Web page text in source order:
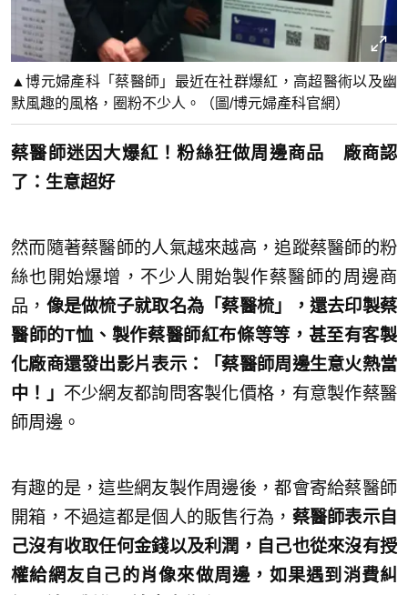
▲博元婦產科「蔡醫師」最近在社群爆紅，高超醫術以及幽
默風趣的風格，圈粉不少人。（圖/博元婦產科官網）
蔡醫師迷因大爆紅！粉絲狂做周邊商品 廠商認
了：生意超好
然而隨著蔡醫師的人氣越來越高，追蹤蔡醫師的粉
絲也開始爆增，不少人開始製作蔡醫師的周邊商
品， 像是做梳子就取名為「蔡醫梳」，還去印製蔡
醫師的T恤、製作蔡醫師紅布條等等，甚至有客製
化廠商還發出影片表示：「蔡醫師周邊生意火熱當
中！」 不少網友都詢問客製化價格，有意製作蔡醫
師周邊。
有趣的是，這些網友製作周邊後，都會寄給蔡醫師
開箱，不過這都是個人的販售行為， 蔡醫師表示自
己沒有收取任何金錢以及利潤，自己也從來沒有授
權給網友自己的肖像來做周邊，如果遇到消費糾